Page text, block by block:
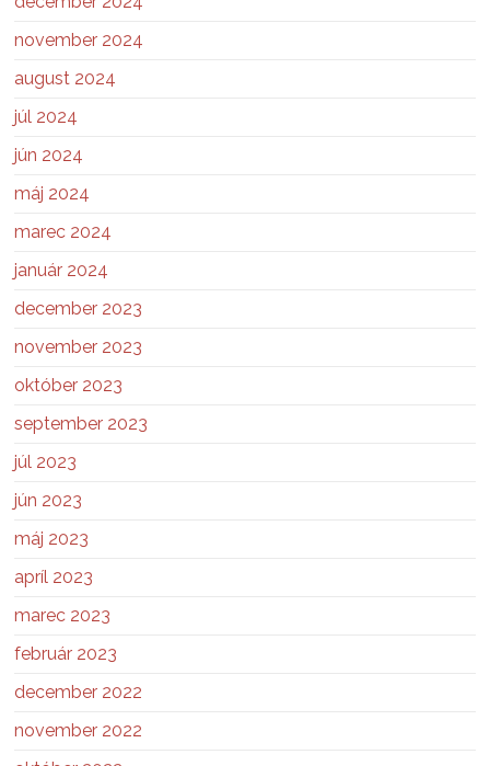
november 2024
august 2024
júl 2024
jún 2024
máj 2024
marec 2024
január 2024
december 2023
november 2023
október 2023
september 2023
júl 2023
jún 2023
máj 2023
apríl 2023
marec 2023
február 2023
december 2022
november 2022